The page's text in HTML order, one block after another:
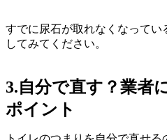
すでに尿石が取れなくなって
してみてください。
3.自分で直す？業者
ポイント